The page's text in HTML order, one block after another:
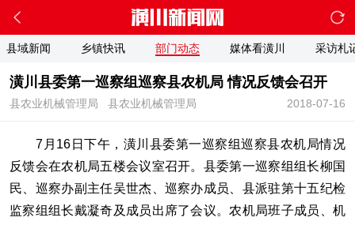
县域新闻 乡镇快讯 部门动态 媒体看潢川 采访札
潢川县委第一巡察组巡察县农机局 情况反馈会召开
2018-07-16
县农业机械管理局 县农业机械管理局
7月16日下午，潢川县委第一巡察组巡察县农机局情况
反馈会在农机局五楼会议室召开。县委第一巡察组组长柳国
民、巡察办副主任吴世杰、巡察办成员、县派驻第十五纪检
监察组组长戴凝奇及成员出席了会议。农机局班子成员、机